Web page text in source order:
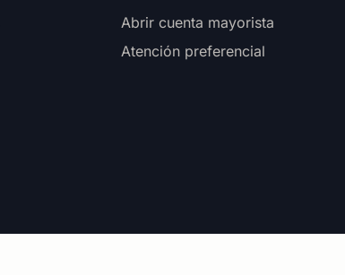
Abrir cuenta mayorista
Atención preferencial